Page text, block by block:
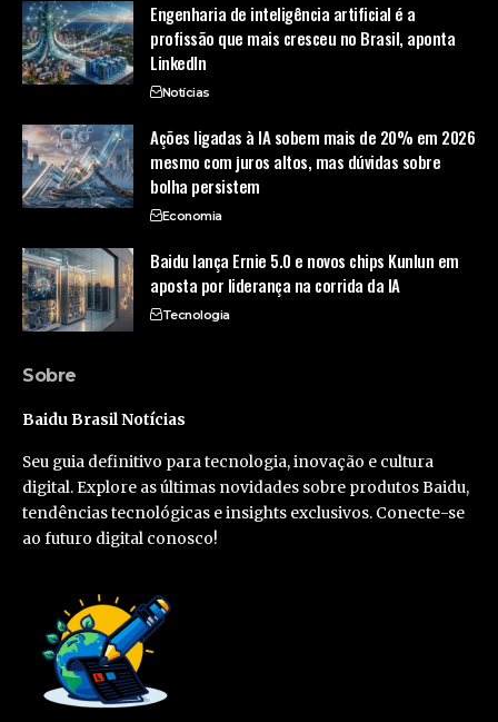
Engenharia de inteligência artificial é a
profissão que mais cresceu no Brasil, aponta
LinkedIn
Notícias
Ações ligadas à IA sobem mais de 20% em 2026
mesmo com juros altos, mas dúvidas sobre
bolha persistem
Economia
Baidu lança Ernie 5.0 e novos chips Kunlun em
aposta por liderança na corrida da IA
Tecnologia
Sobre
Baidu Brasil Notícias
Seu guia definitivo para tecnologia, inovação e cultura
digital. Explore as últimas novidades sobre produtos Baidu,
tendências tecnológicas e insights exclusivos. Conecte-se
ao futuro digital conosco!